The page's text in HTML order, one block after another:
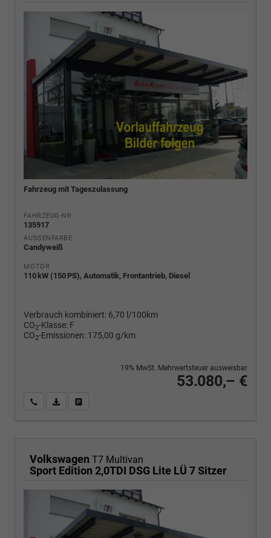
Fahrzeug mit Tageszulassung
FAHRZEUG-NR.
135917
AUSSENFARBE
Candyweiß
MOTOR
110 kW (150 PS), Automatik, Frontantrieb, Diesel
Verbrauch kombiniert: 6,70 l/100km
CO2-Klasse: F
CO2-Emissionen: 175,00 g/km
53.080,– €
19% MwSt. Mehrwertsteuer ausweisbar
Wir rufen Sie anPDF-Fahrzeugexposé drucken
Volkswagen T7 Multivan
Sport Edition 2,0TDI DSG Lite LÜ 7 Sitzer